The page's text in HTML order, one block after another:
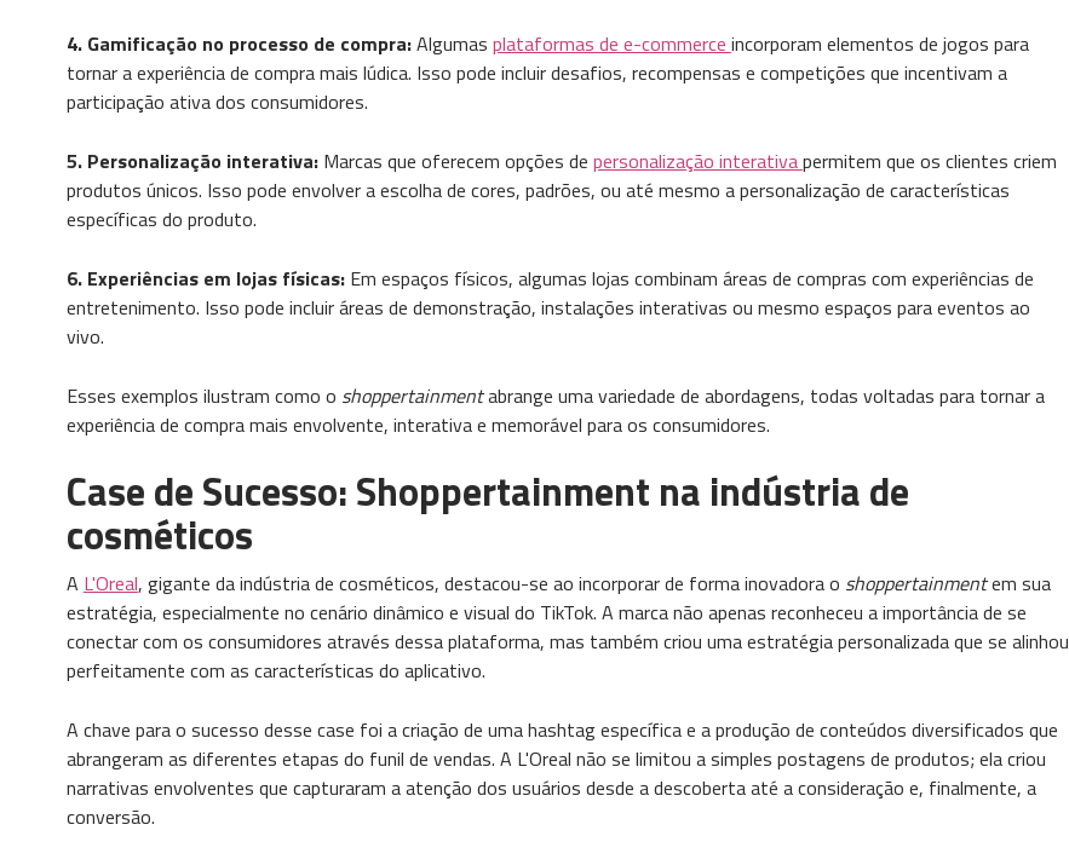
4. Gamificação no processo de compra:Algumas plataformas de e-commerce incorporam elementos de jogos para
tornar a experiência de compra mais lúdica. Isso pode incluir desafios, recompensas e competições que incentivam a
participação ativa dos consumidores.
5. Personalização interativa: Marcas que oferecem opções de personalização interativapermitem que os clientes criem
produtos únicos. Isso pode envolver a escolha de cores, padrões, ou até mesmo a personalização de características
específicas do produto.
6. Experiências em lojas físicas:Em espaços físicos, algumas lojas combinam áreas de compras com experiências de
entretenimento. Isso pode incluir áreas de demonstração, instalações interativas ou mesmo espaços para eventos ao
vivo.
Esses exemplos ilustram como o shoppertainmentabrange uma variedade de abordagens, todas voltadas para tornar a
experiência de compra mais envolvente, interativa e memorável para os consumidores.
Case de Sucesso: Shoppertainment na indústria de
cosméticos
A L'Oreal, gigante da indústria de cosméticos, destacou-se ao incorporar de forma inovadora o shoppertainmentem sua
estratégia, especialmente no cenário dinâmico e visual do TikTok. A marca não apenas reconheceu a importância de se
conectar com os consumidores através dessa plataforma, mas também criou uma estratégia personalizada que se alinhou
perfeitamente com as características do aplicativo.
A chave para o sucesso desse case foi a criação de uma hashtag específica e a produção de conteúdos diversificados que
abrangeram as diferentes etapas do funil de vendas. A L'Oreal não se limitou a simples postagens de produtos; ela criou
narrativas envolventes que capturaram a atenção dos usuários desde a descoberta até a consideração e, finalmente, a
conversão.